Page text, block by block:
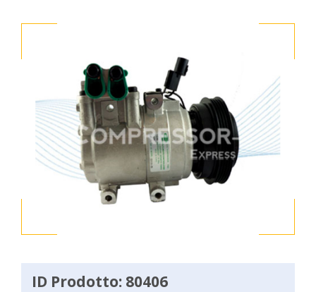
ID Prodotto: 80406